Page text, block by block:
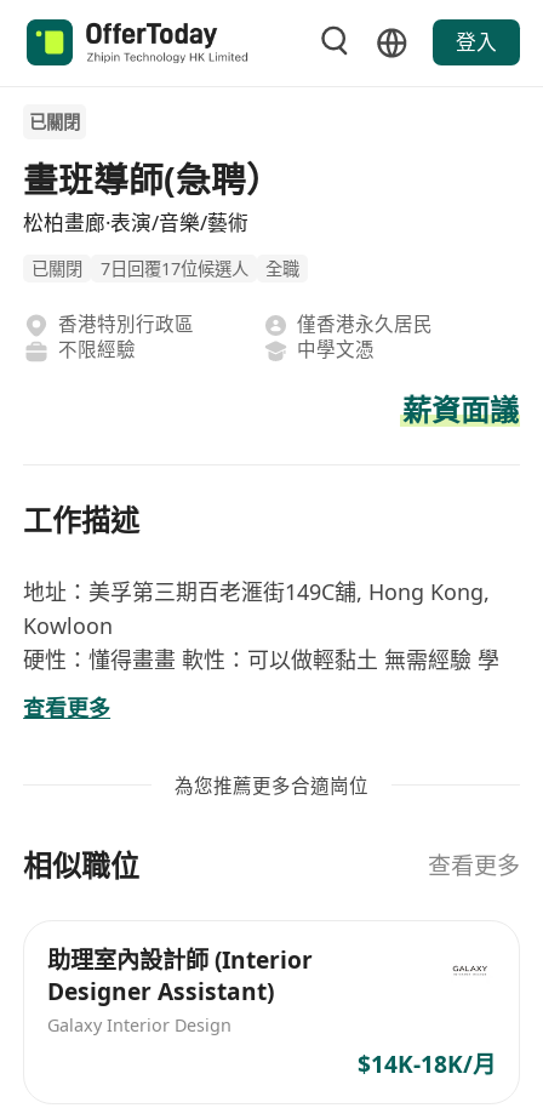
登入
已關閉
畫班導師(急聘）
松柏畫廊·表演/音樂/藝術
已關閉 7日回覆17位候選人 全職
香港特別行政區
僅香港永久居民
不限經驗
中學文憑
薪資面議
工作描述
地址：美孚第三期百老滙街149C舖, Hong Kong,
Kowloon
硬性：懂得畫畫 軟性：可以做輕黏土 無需經驗 學
歷需求中六以上 懂得說流利中文，良好英文 上班日
子：星期一至六 求職者可連同履歷表，作品集
查看更多
為您推薦更多合適崗位
相似職位 查看更多
助理室內設計師 (Interior
Designer Assistant)
Galaxy Interior Design
$14K-18K/月